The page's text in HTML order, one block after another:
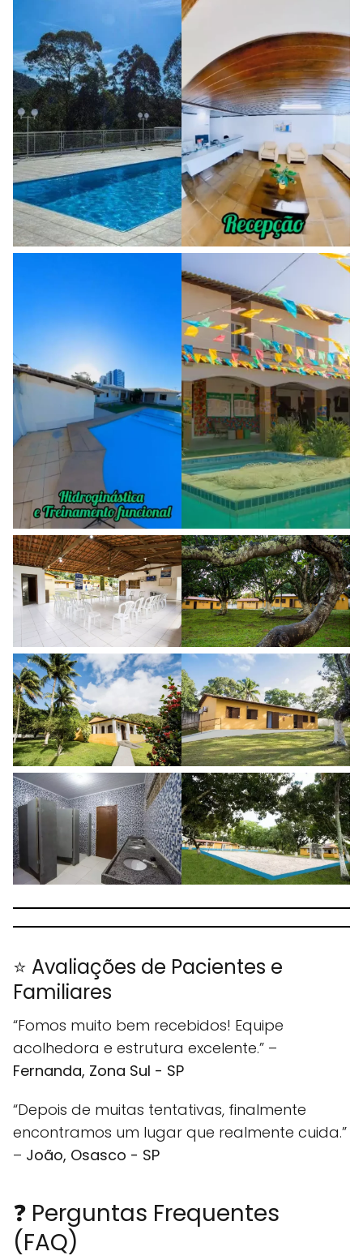
⭐ Avaliações de Pacientes e
Familiares
“Fomos muito bem recebidos! Equipe
acolhedora e estrutura excelente.” –
Fernanda, Zona Sul - SP
“Depois de muitas tentativas, finalmente
encontramos um lugar que realmente cuida.”
– João, Osasco - SP
❓ Perguntas Frequentes
(FAQ)